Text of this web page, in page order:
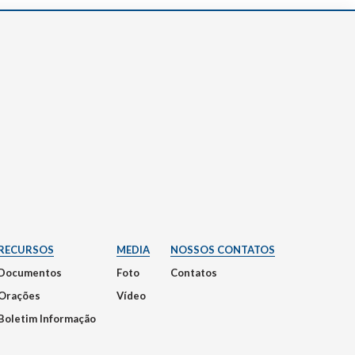
Informação
MEDIA
Foto
Vídeo
NOSSOS CONTATOS
Contatos